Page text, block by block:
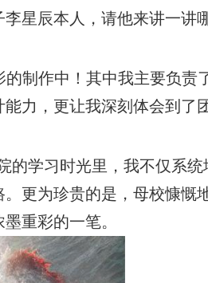
星辰本人，请他来讲一讲
制作中！其中我主要负责
力，更让我深刻体会到了
的学习时光里，我不仅系统
更为珍贵的是，母校慷慨
重彩的一笔。